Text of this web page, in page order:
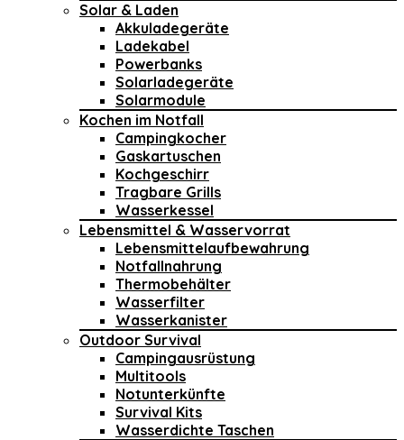
Solar & Laden
Akkuladegeräte
Ladekabel
Powerbanks
Solarladegeräte
Solarmodule
Kochen im Notfall
Campingkocher
Gaskartuschen
Kochgeschirr
Tragbare Grills
Wasserkessel
Lebensmittel & Wasservorrat
Lebensmittelaufbewahrung
Notfallnahrung
Thermobehälter
Wasserfilter
Wasserkanister
Outdoor Survival
Campingausrüstung
Multitools
Notunterkünfte
Survival Kits
Wasserdichte Taschen